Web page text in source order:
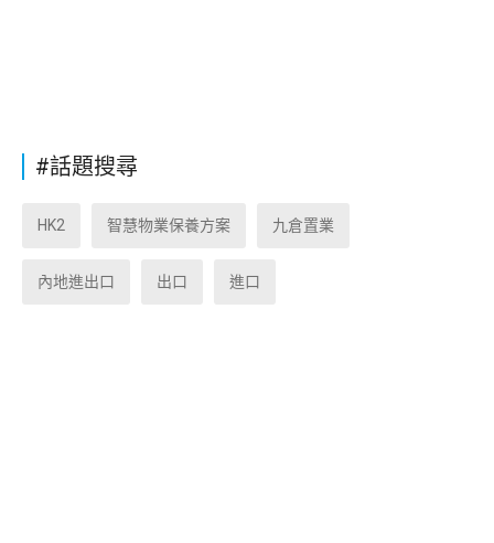
#話題搜尋
HK2 智慧物業保養方案 九倉置業
內地進出口 出口 進口